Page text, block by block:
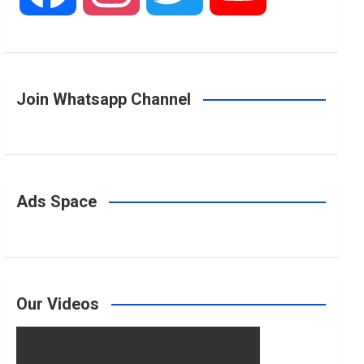
c
e
o
s
t
r
i
t
r
u
T
Join Whatsapp Channel
Ads Space
Our Videos